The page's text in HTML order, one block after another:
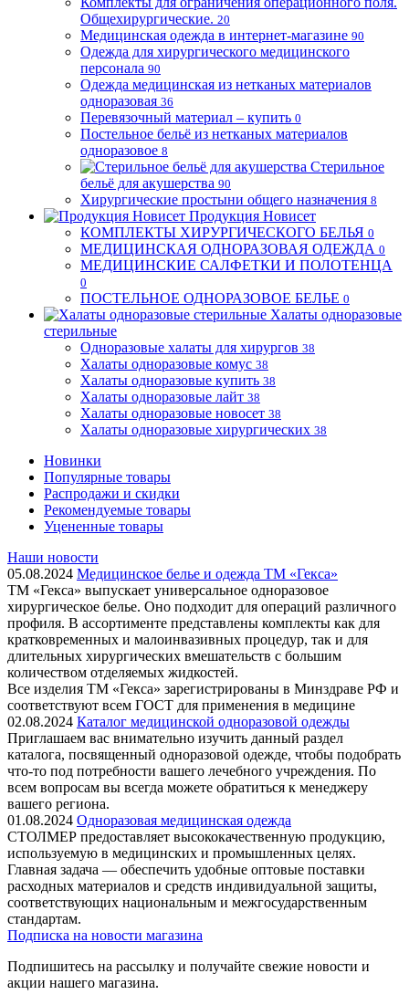
Общехирургические. 20
Медицинская одежда в интернет-магазине 90
Одежда для хирургического медицинского
персонала 90
Одежда медицинская из нетканых материалов
одноразовая 36
Перевязочный материал – купить 0
Постельное бельё из нетканых материалов
одноразовое 8
Стерильное
бельё для акушерства 90
Хирургические простыни общего назначения 8
Продукция Новисет
КОМПЛЕКТЫ ХИРУРГИЧЕСКОГО БЕЛЬЯ 0
МЕДИЦИНСКАЯ ОДНОРАЗОВАЯ ОДЕЖДА 0
МЕДИЦИНСКИЕ САЛФЕТКИ И ПОЛОТЕНЦА
0
ПОСТЕЛЬНОЕ ОДНОРАЗОВОЕ БЕЛЬЕ 0
Халаты одноразовые
стерильные
Одноразовые халаты для хирургов 38
Халаты одноразовые комус 38
Халаты одноразовые купить 38
Халаты одноразовые лайт 38
Халаты одноразовые новосет 38
Халаты одноразовые хирургических 38
Новинки
Популярные товары
Распродажи и скидки
Рекомендуемые товары
Уцененные товары
Наши новости
05.08.2024 Медицинское белье и одежда ТМ «Гекса»
ТМ «Гекса» выпускает универсальное одноразовое
хирургическое белье. Оно подходит для операций различного
профиля. В ассортименте представлены комплекты как для
кратковременных и малоинвазивных процедур, так и для
длительных хирургических вмешательств с большим
количеством отделяемых жидкостей.
Все изделия ТМ «Гекса» зарегистрированы в Минздраве РФ и
соответствуют всем ГОСТ для применения в медицине
02.08.2024 Каталог медицинской одноразовой одежды
Приглашаем вас внимательно изучить данный раздел
каталога, посвященный одноразовой одежде, чтобы подобрать
что-то под потребности вашего лечебного учреждения. По
всем вопросам вы всегда можете обратиться к менеджеру
вашего региона.
01.08.2024 Одноразовая медицинская одежда
СТОЛМЕР предоставляет высококачественную продукцию,
используемую в медицинских и промышленных целях.
Главная задача — обеспечить удобные оптовые поставки
расходных материалов и средств индивидуальной защиты,
соответствующих национальным и межгосударственным
стандартам.
Подписка на новости магазина
Подпишитесь на рассылку и получайте свежие новости и
акции нашего магазина.